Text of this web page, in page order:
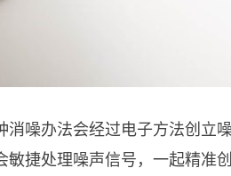
消噪办法会经过电子方法创立
敏捷处理噪声信号，一起精准